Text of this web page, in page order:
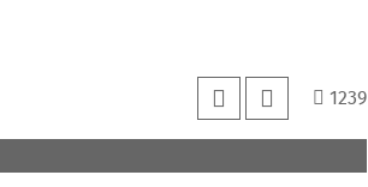
1239